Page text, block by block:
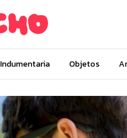
Indumentaria Objetos